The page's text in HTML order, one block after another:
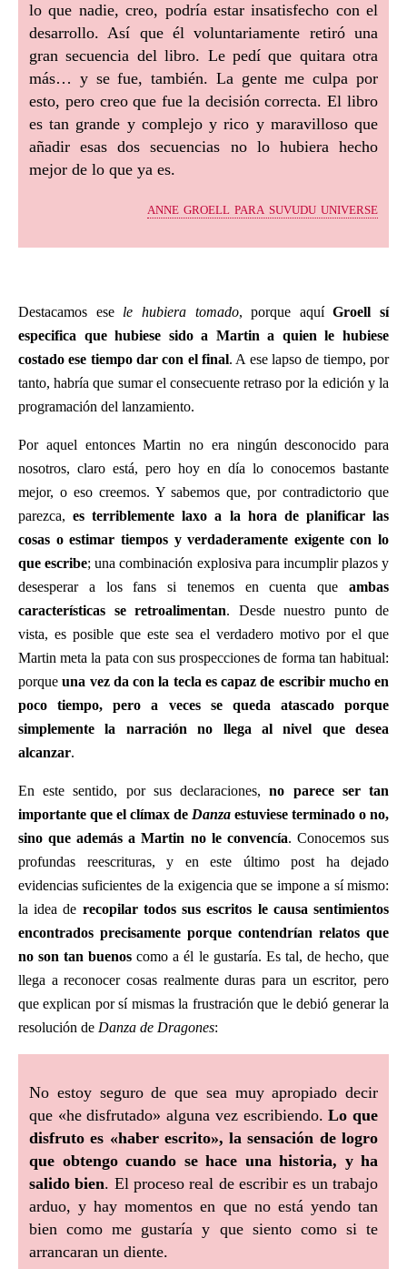
lo que nadie, creo, podría estar insatisfecho con el
desarrollo. Así que él voluntariamente retiró una
gran secuencia del libro. Le pedí que quitara otra
más… y se fue, también. La gente me culpa por
esto, pero creo que fue la decisión correcta. El libro
es tan grande y complejo y rico y maravilloso que
añadir esas dos secuencias no lo hubiera hecho
mejor de lo que ya es.
anne groell para suvudu universe
Destacamos ese le hubiera tomado, porque aquíGroell sí
especifica que hubiese sido a Martin a quien le hubiese
costado ese tiempo dar con el final. A ese lapso de tiempo, por
tanto, habría que sumar el consecuente retraso por la edición y la
programación del lanzamiento.
Por aquel entonces Martin no era ningún desconocido para
nosotros, claro está, pero hoy en día lo conocemos bastante
mejor, o eso creemos. Y sabemos que, por contradictorio que
parezca,es terriblemente laxo a la hora de planificar las
cosas o estimar tiempos y verdaderamente exigente con lo
que escribe; una combinación explosiva para incumplir plazos y
desesperar a los fans si tenemos en cuenta que ambas
características se retroalimentan. Desde nuestro punto de
vista, es posible que este sea el verdadero motivo por el que
Martin meta la pata con sus prospecciones de forma tan habitual:
porqueuna vez da con la tecla es capaz de escribir mucho en
poco tiempo, pero a veces se queda atascado porque
simplemente la narración no llega al nivel que desea
alcanzar.
En este sentido, por sus declaraciones,no parece ser tan
importante que el clímax de Danza estuviese terminado o no,
sino que además a Martin no le convencía. Conocemos sus
profundas reescrituras, y en este último post ha dejado
evidencias suficientes de la exigencia que se impone a sí mismo:
la idea de recopilar todos sus escritos le causa sentimientos
encontrados precisamente porque contendrían relatos que
no son tan buenos como a él le gustaría. Es tal, de hecho, que
llega a reconocer cosas realmente duras para un escritor, pero
que explican por sí mismas la frustración que le debió generar la
resolución de Danza de Dragones:
No estoy seguro de que sea muy apropiado decir
que «he disfrutado» alguna vez escribiendo.Lo que
disfruto es «haber escrito», la sensación de logro
que obtengo cuando se hace una historia, y ha
salido bien. El proceso real de escribir es un trabajo
arduo, y hay momentos en que no está yendo tan
bien como me gustaría y que siento como si te
arrancaran un diente.